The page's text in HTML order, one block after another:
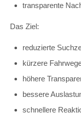
transparente
Das Ziel:
reduzierte
kürzere
höhere
bessere
schnellere